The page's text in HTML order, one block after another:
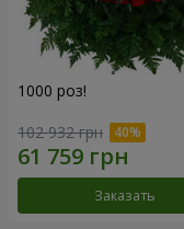
1000 роз!
102 932 грн
Заказать